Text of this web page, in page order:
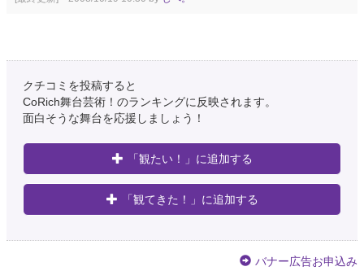
クチコミを投稿すると
CoRich舞台芸術！のランキングに反映されます。
面白そうな舞台を応援しましょう！
「観たい！」に追加する
「観てきた！」に追加する
バナー広告お申込み